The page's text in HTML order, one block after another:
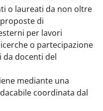
o laureati da non oltre
di
per lavori
o partecipazione
da docenti del
mediante una
coordinata dal